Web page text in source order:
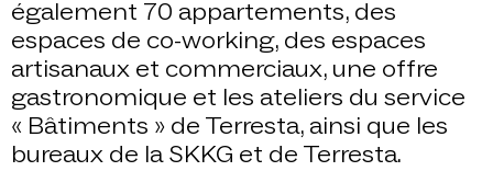
également 70 appartements, des
espaces de co-working, des espaces
artisanaux et commerciaux, une offre
gastronomique et les ateliers du service
« Bâtiments » de Terresta, ainsi que les
bureaux de la SKKG et de Terresta.